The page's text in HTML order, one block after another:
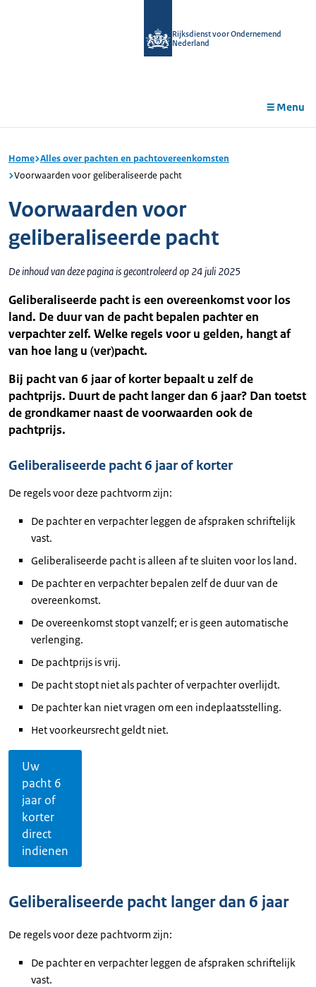
Rijksdienst voor Ondernemend
Nederland
Menu
Home Alles over pachten en pachtovereenkomsten
Voorwaarden voor geliberaliseerde pacht
Voorwaarden voor
geliberaliseerde pacht
De inhoud van deze pagina is gecontroleerd op 24 juli 2025
Geliberaliseerde pacht is een overeenkomst voor los
land. De duur van de pacht bepalen pachter en
verpachter zelf. Welke regels voor u gelden, hangt af
van hoe lang u (ver)pacht.
Bij pacht van 6 jaar of korter bepaalt u zelf de
pachtprijs. Duurt de pacht langer dan 6 jaar? Dan toetst
de grondkamer naast de voorwaarden ook de
pachtprijs.
Geliberaliseerde pacht 6 jaar of korter
De regels voor deze pachtvorm zijn:
De pachter en verpachter leggen de afspraken schriftelijk
vast.
Geliberaliseerde pacht is alleen af te sluiten voor los land.
De pachter en verpachter bepalen zelf de duur van de
overeenkomst.
De overeenkomst stopt vanzelf; er is geen automatische
verlenging.
De pachtprijs is vrij.
De pacht stopt niet als pachter of verpachter overlijdt.
De pachter kan niet vragen om een indeplaatsstelling.
Het voorkeursrecht geldt niet.
Uw
pacht 6
jaar of
korter
direct
indienen
Geliberaliseerde pacht langer dan 6 jaar
De regels voor deze pachtvorm zijn:
De pachter en verpachter leggen de afspraken schriftelijk
vast.